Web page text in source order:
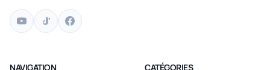
NAVIGATION CATÉGORIES